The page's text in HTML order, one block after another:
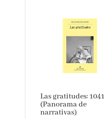
Las gratitudes: 1041
(Panorama de
narrativas)